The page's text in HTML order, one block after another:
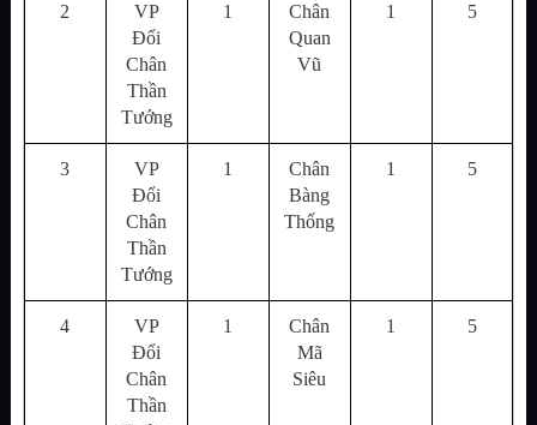
2
VP
Đổi
Chân
Thần
Tướng
1
Chân
Quan
Vũ
1 5
3
VP
Đổi
Chân
Thần
Tướng
1
Chân
Bàng
Thống
1 5
4
VP
Đổi
Chân
Thần
1
Chân
Mã
Siêu
1 5